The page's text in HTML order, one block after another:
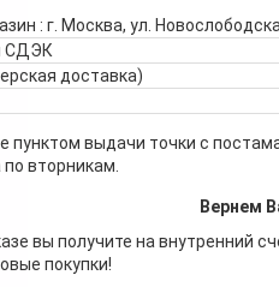
: г. Москва, ул.
СДЭК
доставка)
пунктом выдачи точки с
вторникам.
Вернем
вы получите на внутренний
покупки!